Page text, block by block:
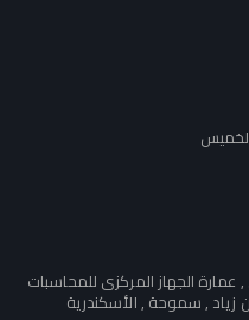
, عمارة الجهاز المركزى للمحاسبات